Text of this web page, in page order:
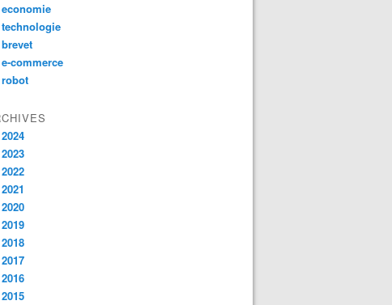
economie
technologie
brevet
e-commerce
robot
2024
2023
2022
2021
2020
2019
2018
2017
2016
2015